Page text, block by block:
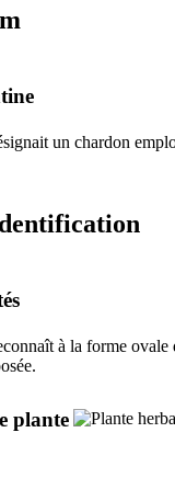
un chardon
à la forme ovale
plante